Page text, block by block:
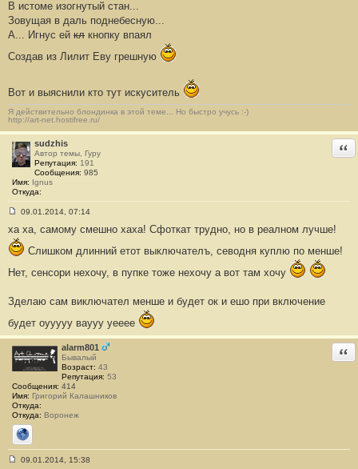
о
б
н
и
2
1
В истоме изогнутый стан...
Зовущая в даль поднебесную...
А... Игнус ей кл кнопку впаял
Создав из Лилит Еву грешную
Вот и выяснили кто тут искуситель
Я действительно блондинка в этой теме... Но быстро учусь :-)
http://art-net.hostifree.ru/
sudzhis
Автор темы, Гуру
Репутация: 191
Сообщения: 985
Имя: Ignus
Откуда:
о
о
б
щ
н
#
7
2
09.01.2014, 07:14
ха ха, самому смешно хаха! Сфоткат трудно, но в реалном лучше!
Слишком длинний етот выключателъ, севодня куплю по менше!
Нет, сенсори нехочу, в пупке тоже нехочу а вот там хочу
Зделаю сам виключател менше и будет ок и ешо при включение
будет оууууу ваууу уееее
alarm801
Бывалый
Возраст: 43
Репутация: 53
Сообщения: 414
Имя: Григорий Калашников
Откуда:
Откуда: Воронеж
Сайт
09.01.2014, 15:38